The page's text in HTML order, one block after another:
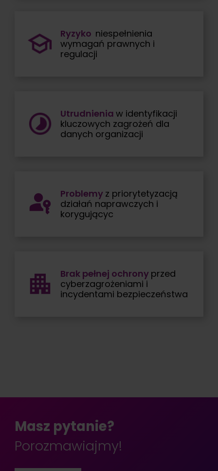
Ryzyko niespełnienia
wymagań prawnych i
regulacji
Utrudnienia w identyfikacji
kluczowych zagrożeń dla
danych organizacji
Problemy z priorytetyzacją
działań naprawczych i
korygującyc
Brak pełnej ochrony przed
cyberzagrożeniami i
incydentami bezpieczeństwa
Masz pytanie?
Porozmawiajmy!